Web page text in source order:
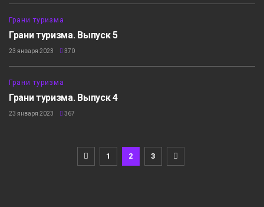
6:21
Грани туризма
Грани туризма. Выпуск 5
23 января 2023 370
25:15
Грани туризма
Грани туризма. Выпуск 4
23 января 2023 367
1 2 3